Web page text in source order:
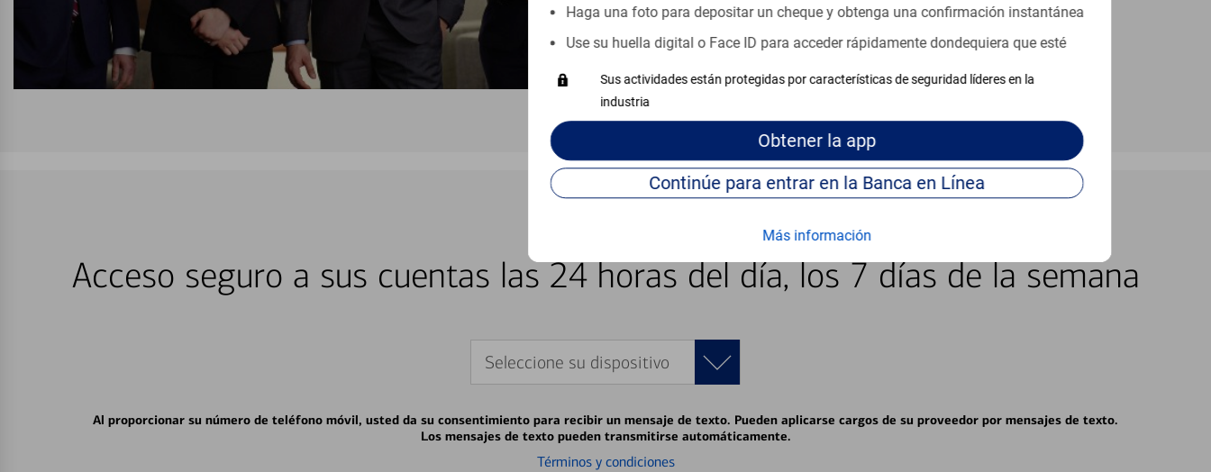
Haga una foto para depositar un cheque y obtenga una confirmación instantánea
Use su huella digital o Face ID para acceder rápidamente dondequiera que esté
Sus actividades están protegidas por características de seguridad líderes en la
industria
Obtenerla app
Continúe para entrar en la Banca en Línea
Más información
Acceso seguro a sus cuentas las 24 horas del día, los 7 días de la semana
Seleccione su dispositivo
Al proporcionar su número de teléfono móvil, usted da su consentimiento para recibir un mensaje de texto. Pueden aplicarse cargos de su proveedor por mensajes de texto.
Los mensajes de texto pueden transmitirse automáticamente.
Términos y condiciones